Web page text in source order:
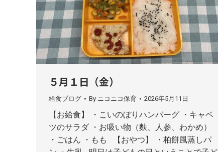
５月１日（金）
給食ブログ By ニコニコ保育 2026年5月11日
【お給食】 ・こいのぼりハンバーグ ・キャベ
ツのサラダ ・お吸い物（麩、人参、わかめ）
・ごはん ・もも 【おやつ】 ・柏餅風蒸しパ